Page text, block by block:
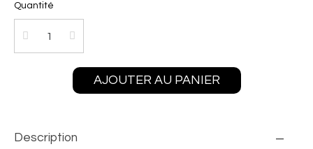
Quantité
AJOUTER AU PANIER
Description